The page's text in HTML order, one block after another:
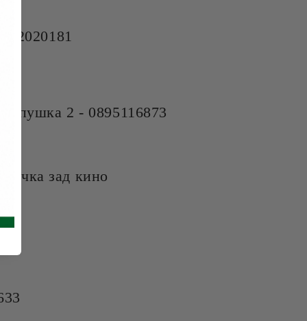
2 - 0895116873
зад кино